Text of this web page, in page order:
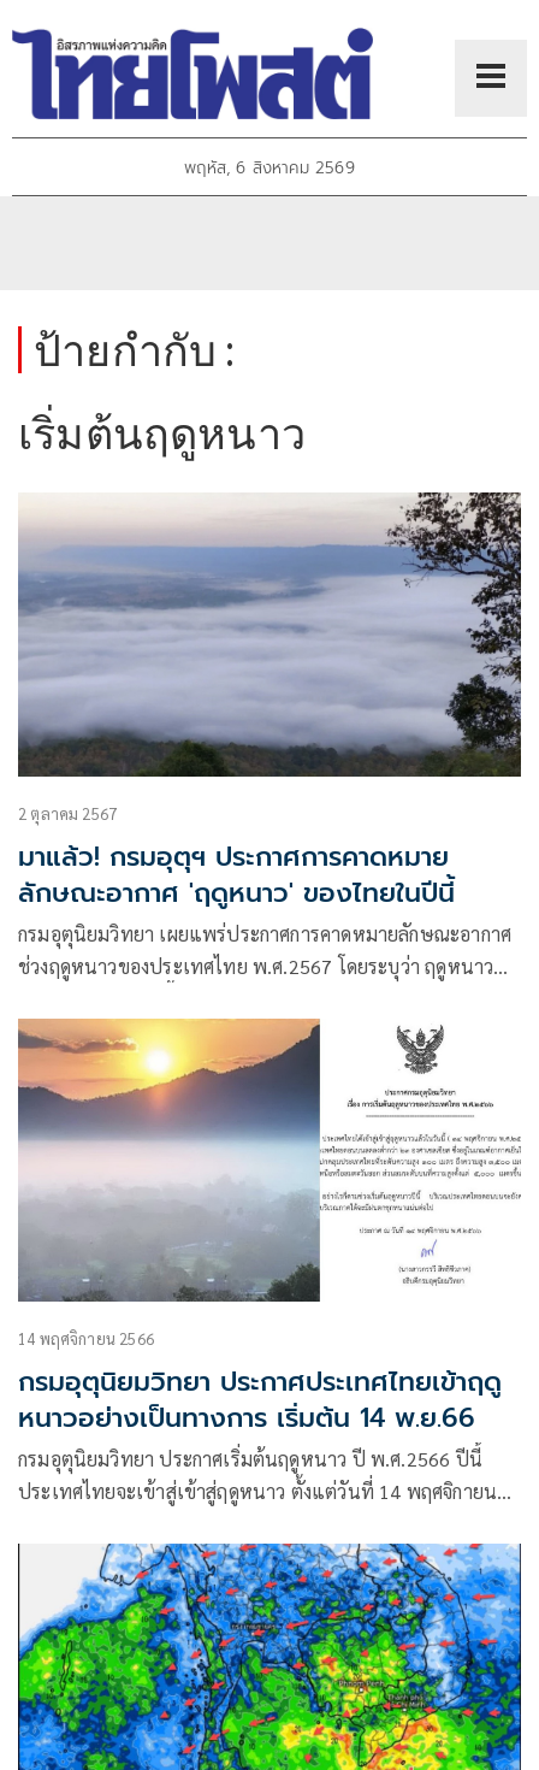
พฤหัส, 6 สิงหาคม 2569
ป้ายกำกับ :
เริ่มต้นฤดูหนาว
2 ตุลาคม 2567
มาแล้ว! กรมอุตุฯ ประกาศการคาดหมาย
ลักษณะอากาศ 'ฤดูหนาว' ของไทยในปีนี้
กรมอุตุนิยมวิทยา เผยแพร่ประกาศการคาดหมายลักษณะอากาศ
ช่วงฤดูหนาวของประเทศไทย พ.ศ.2567 โดยระบุว่า ฤดูหนาว
สามของเดือนตุลาคม 2567 ถึงปลายเดือนกุมภาพันธ์ 2568
14 พฤศจิกายน 2566
กรมอุตุนิยมวิทยา ประกาศประเทศไทยเข้าฤดู
หนาวอย่างเป็นทางการ เริ่มต้น 14 พ.ย.66
กรมอุตุนิยมวิทยา ประกาศเริ่มต้นฤดูหนาว ปี พ.ศ.2566 ปีนี้
ประเทศไทยจะเข้าสู่เข้าสู่ฤดูหนาว ตั้งแต่วันที่ 14 พฤศจิกายน
ตอนบนจะลดลงต่ำกว่า 23 องศาเซลเซียส